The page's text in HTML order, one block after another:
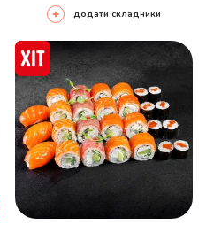
додати складники